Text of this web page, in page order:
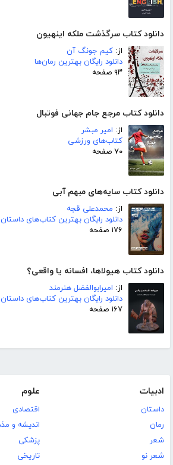
دانلود کتاب سرگذشت ملکه اینهیون
از: کیم جونگ آن
دانلود رایگان بهترین رمان‌ها
۹۳ صفحه
دانلود کتاب مرجع جام جهانی فوتبال
از: امیر مبشر
کتاب‌های ورزشی
۷۰ صفحه
دانلود کتاب سایه‌های مبهم آبی
از: محمدعلی قجه
دانلود رایگان بهترین کتاب‌های داستان
۱۷۶ صفحه
دانلود کتاب هیولاها، افسانه یا واقعی؟
از: امیرابوالفضل هنرمند
دانلود رایگان بهترین کتاب‌های داستان
۱۶۷ صفحه
ادبیات
داستان
رمان
شعر
شعر نو
علوم
اقتصادی
اندیشه و
پزشکی
تاریخی